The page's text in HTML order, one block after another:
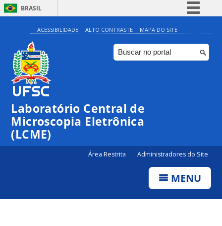
BRASIL
Simplifique!
Comunica BR
Participe
ACESSIBILIDADE ALTO CONTRASTE MAPA DO SITE
Laboratório Central de
Microscopia Eletrônica
(LCME)
Área Restrita Administradores do Site
MENU